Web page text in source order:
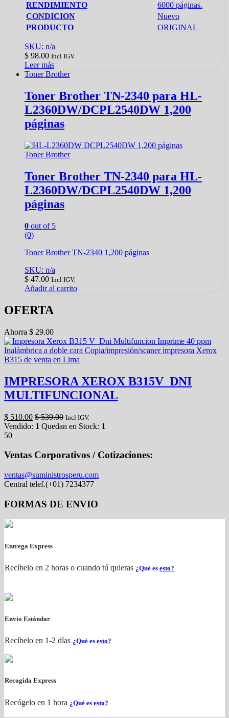
RENDIMIENTO
6000 páginas.
CONDICION
Nuevo
PRODUCTO
ORIGINAL
SKU: n/a
$ 98.00 Incl IGV.
Leer más
Toner Brother
Toner Brother TN-2340 para HL-
L2360DW/DCPL2540DW 1,200
páginas
Toner Brother
Toner Brother TN-2340 para HL-
L2360DW/DCPL2540DW 1,200
páginas
0 out of 5
(0)
Toner Brother TN-2340 1,200 páginas
SKU: n/a
$ 47.00 Incl IGV.
Añadir al carrito
OFERTA
Ahorra $ 29.00
IMPRESORA XEROX B315V_DNI
MULTIFUNCIONAL
$ 510.00 $539.00 Incl IGV.
Vendido: 1 Quedan en Stock: 1
50
Ventas Corporativos / Cotizaciones:
ventas@suministrosperu.com
Central telef.(+01) 7234377
FORMAS DE ENVIO
Entrega Express
Recíbelo en 2 horas o cuando tú quieras ¿Qué es esto?
Envío Estándar
Recíbelo en 1-2 días ¿Qué es esto?
Recogida Express
Recógelo en 1 hora ¿Qué es esto?